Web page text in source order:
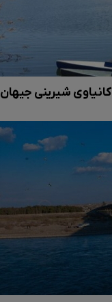
کانیاوی شیرینی جیهان